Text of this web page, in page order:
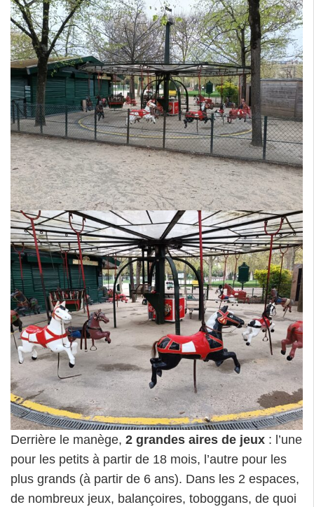
Derrière le manège, 2 grandes aires de jeux : l’une
pour les petits à partir de 18 mois, l’autre pour les
plus grands (à partir de 6 ans). Dans les 2 espaces,
de nombreux jeux, balançoires, toboggans, de quoi